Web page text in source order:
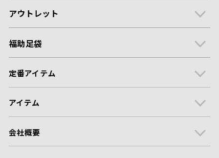
アウトレット
福助足袋
定番アイテム
アイテム
会社概要